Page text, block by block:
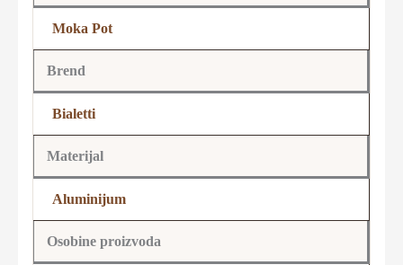
Moka Pot
Brend
Bialetti
Materijal
Aluminijum
Osobine proizvoda